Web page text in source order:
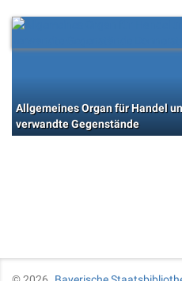
Allgemeines Organ für Handel
verwandte Gegenstände